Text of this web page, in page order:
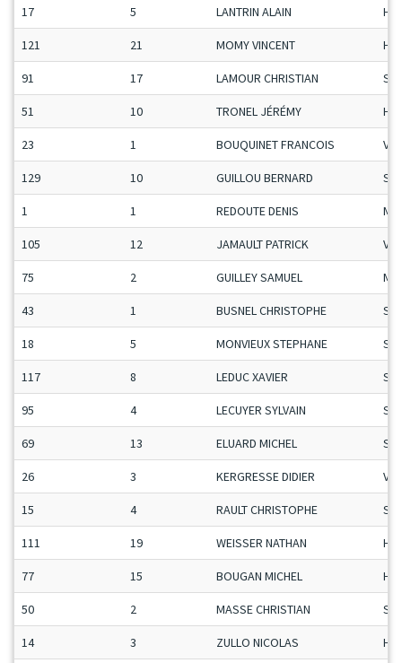
17 5 LANTRIN ALAIN H-C
121 21 MOMY VINCENT H-C
91 17 LAMOUR CHRISTIAN
51 10 TRONEL JÉRÉMY H-C
23 1 BOUQUINET FRANCOIS Vet
129 10 GUILLOU BERNARD
1 1 REDOUTE DENIS
105 12 JAMAULT PATRICK Vet
75 2 GUILLEY SAMUEL
43 1 BUSNEL CHRISTOPHE
18 5 MONVIEUX STEPHANE
117 8 LEDUC XAVIER
95 4 LECUYER SYLVAIN
69 13 ELUARD MICHEL
26 3 KERGRESSE DIDIER Vet
15 4 RAULT CHRISTOPHE
111 19 WEISSER NATHAN H-C
77 15 BOUGAN MICHEL H-C
50 2 MASSE CHRISTIAN
14 3 ZULLO NICOLAS H-C